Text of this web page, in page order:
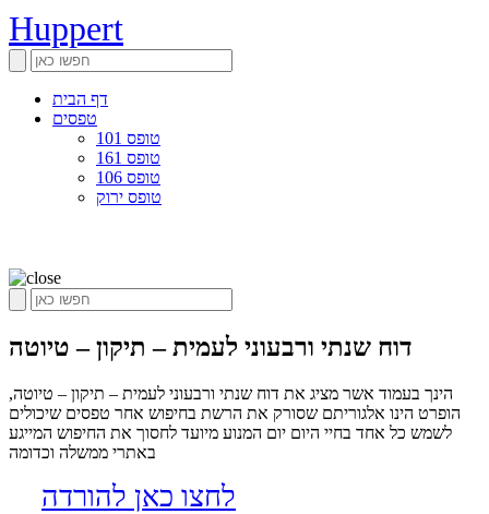
Huppert
דף הבית
טפסים
טופס 101
טופס 161
טופס 106
טופס ירוק
דוח שנתי ורבעוני לעמית – תיקון – טיוטה
הינך בעמוד אשר מציג את דוח שנתי ורבעוני לעמית – תיקון – טיוטה,
הופרט הינו אלגוריתם שסורק את הרשת בחיפוש אחר טפסים שיכולים
לשמש כל אחד בחיי היום יום המנוע מיועד לחסוך את החיפוש המייגע
באתרי ממשלה וכדומה
לחצו כאן להורדה